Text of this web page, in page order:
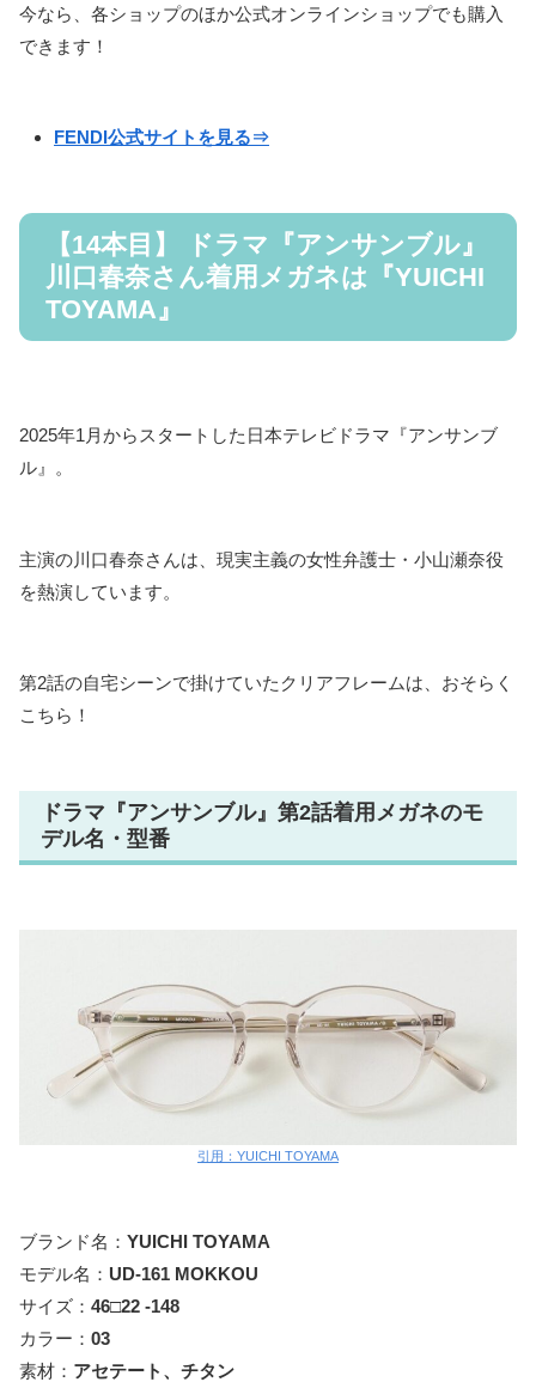
今なら、各ショップのほか公式オンラインショップでも購入
できます！
FENDI公式サイトを見る⇒
【14本目】 ドラマ『アンサンブル』
川口春奈さん着用メガネは『YUICHI
TOYAMA』
2025年1月からスタートした日本テレビドラマ『アンサンブ
ル』。
主演の川口春奈さんは、現実主義の女性弁護士・小山瀬奈役
を熱演しています。
第2話の自宅シーンで掛けていたクリアフレームは、おそらく
こちら！
ドラマ『アンサンブル』第2話着用メガネのモ
デル名・型番
引用：YUICHI TOYAMA
ブランド名： YUICHI TOYAMA
モデル名： UD-161 MOKKOU
サイズ： 46□22 -148
カラー： 03
素材： アセテート、チタン